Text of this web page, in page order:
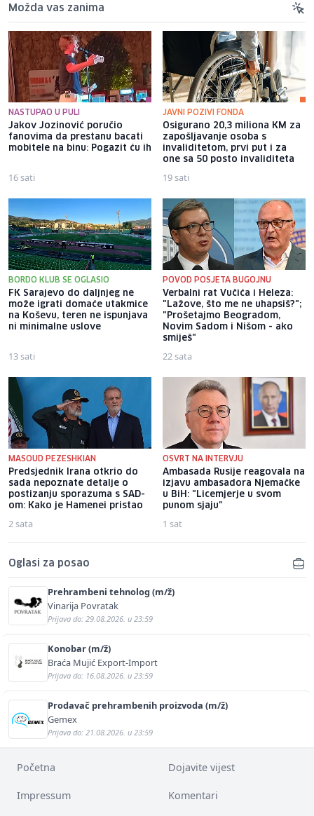
Možda vas zanima
NASTUPAO U PULI
Jakov Jozinović poručio
fanovima da prestanu bacati
mobitele na binu: Pogazit ću ih
16 sati
JAVNI POZIVI FONDA
Osigurano 20,3 miliona KM za
zapošljavanje osoba s
invaliditetom, prvi put i za
one sa 50 posto invaliditeta
19 sati
BORDO KLUB SE OGLASIO
FK Sarajevo do daljnjeg ne
može igrati domaće utakmice
na Koševu, teren ne ispunjava
ni minimalne uslove
13 sati
POVOD POSJETA BUGOJNU
Verbalni rat Vučića i Heleza:
"Lažove, što me ne uhapsiš?";
"Prošetajmo Beogradom,
Novim Sadom i Nišom - ako
smiješ"
22 sata
MASOUD PEZESHKIAN
Predsjednik Irana otkrio do
sada nepoznate detalje o
postizanju sporazuma s SAD-
om: Kako je Hamenei pristao
2 sata
OSVRT NA INTERVJU
Ambasada Rusije reagovala na
izjavu ambasadora Njemačke
u BiH: "Licemjerje u svom
punom sjaju"
1 sat
Oglasi za posao
Prehrambeni tehnolog (m/ž)
Vinarija Povratak
Prijava do: 29.08.2026. u 23:59
Konobar (m/ž)
Braća Mujić Export-Import
Prijava do: 16.08.2026. u 23:59
Prodavač prehrambenih proizvoda (m/ž)
Gemex
Prijava do: 21.08.2026. u 23:59
Početna Dojavite vijest
Impressum Komentari